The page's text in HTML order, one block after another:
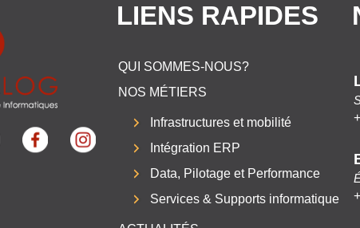
LIENS RAPIDES
QUI SOMMES-NOUS?
NOS MÉTIERS
Infrastructures et mobilité
Intégration ERP
Data, Pilotage et Performance
Services & Supports informatique